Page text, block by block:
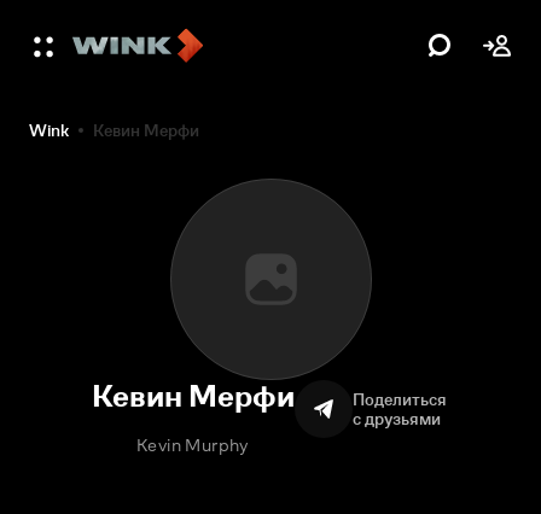
Wink Кевин Мерфи
Кевин Мерфи
Kevin Murphy
Поделиться
с друзьями